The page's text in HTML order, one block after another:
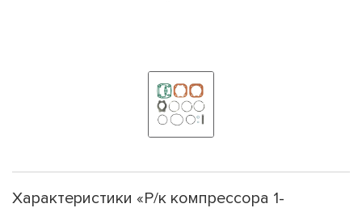
Характеристики «Р/к компрессора 1-